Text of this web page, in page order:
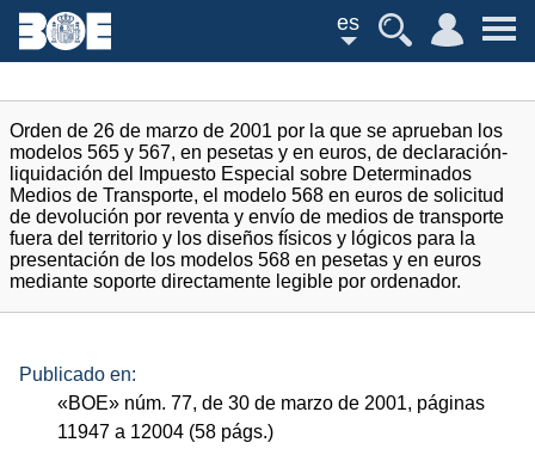
es
Orden de 26 de marzo de 2001 por la que se aprueban los
modelos 565 y 567, en pesetas y en euros, de declaración-
liquidación del Impuesto Especial sobre Determinados
Medios de Transporte, el modelo 568 en euros de solicitud
de devolución por reventa y envío de medios de transporte
fuera del territorio y los diseños físicos y lógicos para la
presentación de los modelos 568 en pesetas y en euros
mediante soporte directamente legible por ordenador.
Publicado en:
«BOE» núm. 77, de 30 de marzo de 2001, páginas
11947 a 12004 (58 págs.)